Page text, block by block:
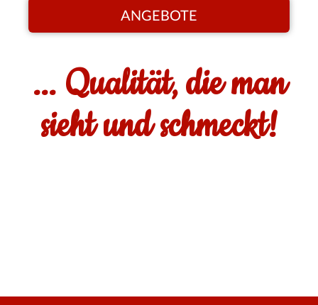
ANGEBOTE
... Qualität, die man
sieht und schmeckt!